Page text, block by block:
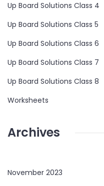
Up Board Solutions Class 4
Up Board Solutions Class 5
Up Board Solutions Class 6
Up Board Solutions Class 7
Up Board Solutions Class 8
Worksheets
Archives
November 2023